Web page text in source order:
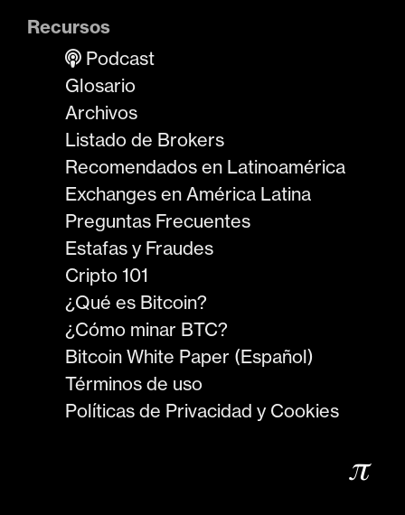
Recursos
Podcast
Glosario
Archivos
Listado de Brokers
Recomendados en Latinoamérica
Exchanges en América Latina
Preguntas Frecuentes
Estafas y Fraudes
Cripto 101
¿Qué es Bitcoin?
¿Cómo minar BTC?
Bitcoin White Paper (Español)
Términos de uso
Políticas de Privacidad y Cookies
𝜋